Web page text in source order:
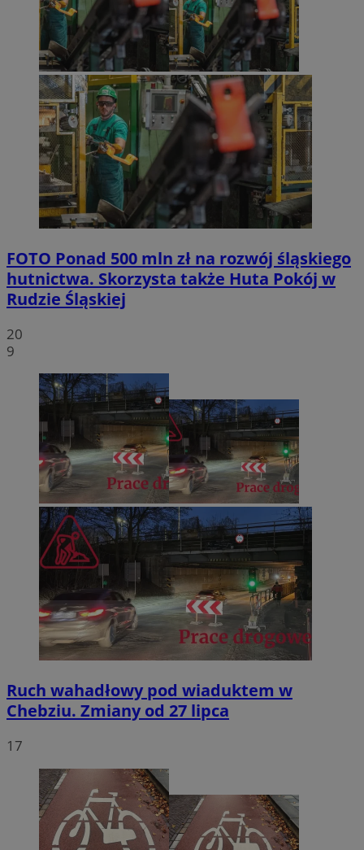
FOTO Ponad 500 mln zł na rozwój śląskiego
hutnictwa. Skorzysta także Huta Pokój w
Rudzie Śląskiej
20
9
Ruch wahadłowy pod wiaduktem w
Chebziu. Zmiany od 27 lipca
17